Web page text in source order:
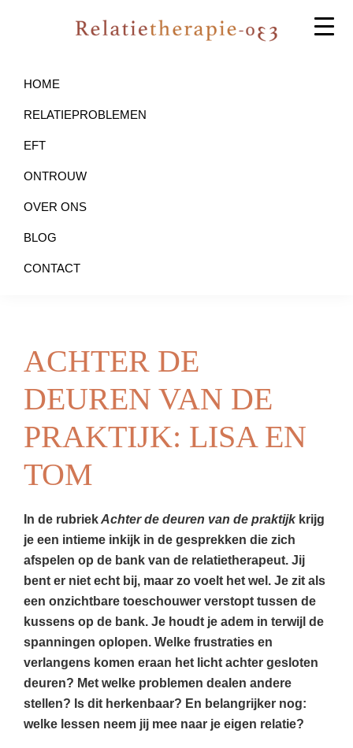
van
HOME
RELATIEPROBLEMEN
EFT
ONTROUW
OVER ONS
BLOG
CONTACT
ACHTER DE
DEUREN VAN DE
PRAKTIJK: LISA EN
TOM
In de rubriekAchter de deuren van de praktijkkrijg
je een intieme inkijk in de gesprekken die zich
afspelen op de bank van de relatietherapeut. Jij
bent er niet echt bij, maar zo voelt het wel. Je zit als
een onzichtbare toeschouwer verstopt tussen de
kussens op de bank. Je houdt je adem in terwijl de
spanningen oplopen. Welke frustraties en
verlangens komen eraan het licht achter gesloten
deuren? Met welke problemen dealen andere
stellen? Is dit herkenbaar? En belangrijker nog:
welke lessen neem jij mee naar je eigen relatie?